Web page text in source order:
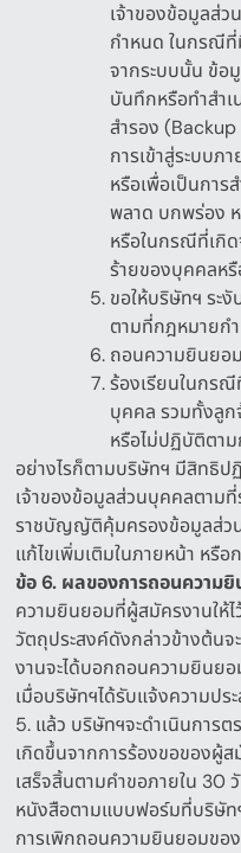
เจ้าของข้อมูลส่
กำหนด ในกรณีที่
จากระบบนั้น ข้อ
บันทึกหรือทำสำเ
สำรอง
การเข้าสู่ระบบ
หรือเพื่อเป็นกา
พลาด บกพร่อง
หรือในกรณีที่เกิ
ร้ายของบุคคลห
ขอให้บริษัทฯ ระ
ตามที่กฎหมายก
ถอนความยินยอม
ร้องเรียนในกร
บุคคล รวมทั้งลูก
หรือไม่ปฏิบัติตา
อย่างไรก็ตามบริษัทฯ มีสิทธิป
เจ้าของข้อมูลส่วนบุคคลตามที่
ราชบัญญัติคุ้มครองข้อมูลส่ว
แก้ไขเพิ่มเติมในภายหน้า หรื
ข้อ6. ผลของการถอนความ
ความยินยอมที่ผู้สมัครงานให้ไ
วัตถุประสงค์ดังกล่าวข้างต้น
งานจะได้บอกถอนความยินย
เมื่อบริษัทฯได้รับแจ้งความปร
5. แล้ว บริษัทฯจะดำเนินการ
เกิดขึ้นจากการร้องขอของผู้ส
เสร็จสิ้นตามคำขอภายใน 30
หนังสือตามแบบฟอร์มที่บริษั
การเพิกถอนความยินยอมขอ